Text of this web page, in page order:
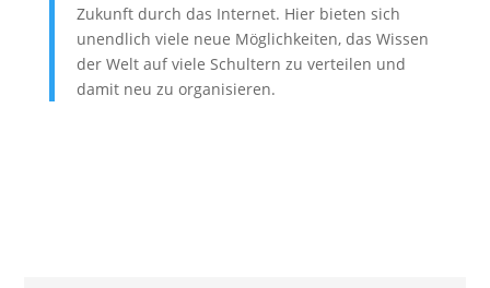
Zukunft durch das Internet. Hier bieten sich
unendlich viele neue Möglichkeiten, das Wissen
der Welt auf viele Schultern zu verteilen und
damit neu zu organisieren.